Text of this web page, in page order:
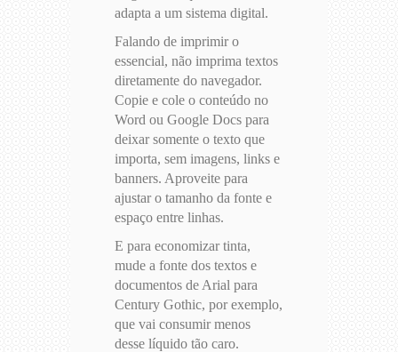
adapta a um sistema digital.
Falando de imprimir o
essencial, não imprima textos
diretamente do navegador.
Copie e cole o conteúdo no
Word ou Google Docs para
deixar somente o texto que
importa, sem imagens, links e
banners. Aproveite para
ajustar o tamanho da fonte e
espaço entre linhas.
E para economizar tinta,
mude a fonte dos textos e
documentos de Arial para
Century Gothic, por exemplo,
que vai consumir menos
desse líquido tão caro.